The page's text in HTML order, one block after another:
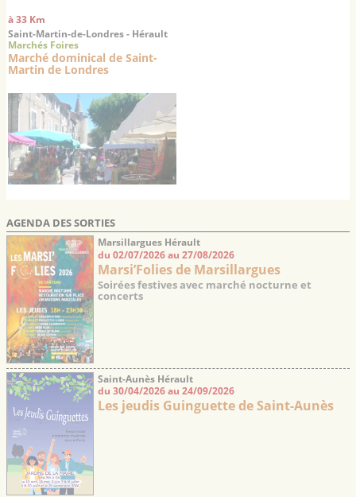
à 33 Km
Saint-Martin-de-Londres - Hérault
Marchés Foires
Marché dominical de Saint-
Martin de Londres
AGENDA DES SORTIES
Marsillargues Hérault
du 02/07/2026 au 27/08/2026
Marsi’Folies de Marsillargues
Soirées festives avec marché nocturne et
concerts
Saint-Aunès Hérault
du 30/04/2026 au 24/09/2026
Les jeudis Guinguette de Saint-Aunès